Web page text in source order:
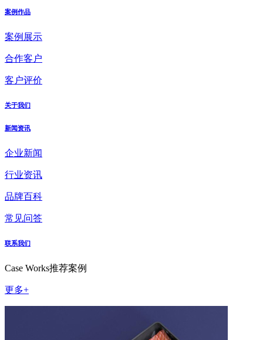
案例作品
案例展示
合作客户
客户评价
关于我们
新闻资讯
企业新闻
行业资讯
品牌百科
常见问答
联系我们
Case Works推荐案例
更多+